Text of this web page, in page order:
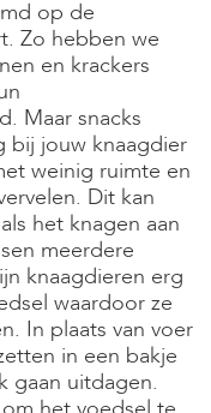
op de
Zo hebben we
en krackers
Maar snacks
bij jouw knaagdier
weinig ruimte en
Dit kan
het knagen aan
meerdere
knaagdieren erg
waardoor ze
In plaats van voer
in een bakje
gaan uitdagen.